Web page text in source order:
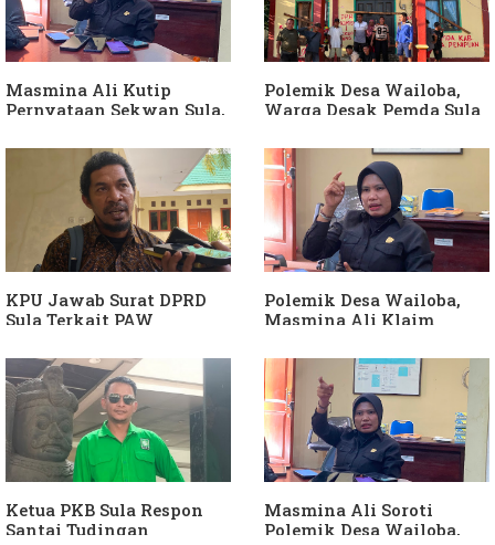
Komisi I Bukan
intervensi Politik
sebagai "ATM Berjalan",
Armin Soamole: Harus
Dibuktikan
Masmina Ali Kutip
Pernyataan Sekwan Sula,
Diduga Jadikan
Keponakan "ATM
Berjalan"
Polemik Desa Wailoba,
Warga Desak Pemda Sula
APH Usut Dugaan
Penyimpangan Dana Desa
KPU Jawab Surat DPRD
Sula Terkait PAW
Hanura
Polemik Desa Wailoba,
Masmina Ali Klaim
Keterlibatan Ketua PKB
Sula
Ketua PKB Sula Respon
Santai Tudingan
Masmina Ali Soroti
Polemik Desa Wailoba,